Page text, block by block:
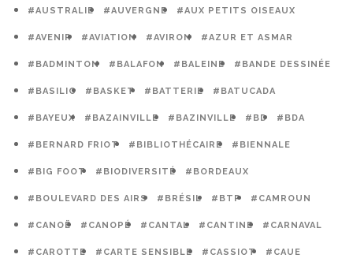
#AUSTRALIE #AUVERGNE #AUX PETITS OISEAUX
#AVENIR #AVIATION #AVIRON #AZUR ET ASMAR
#BADMINTON #BALAFON #BALEINE #BANDE DESSINÉE
#BASILIC #BASKET #BATTERIE #BATUCADA
#BAYEUX #BAZAINVILLE #BAZINVILLE #BD #BDA
#BERNARD FRIOT #BIBLIOTHÉCAIRE #BIENNALE
#BIG FOOT #BIODIVERSITÉ #BORDEAUX
#BOULEVARD DES AIRS #BRÉSIL #BTP #CAMROUN
#CANOË #CANOPÉ #CANTAL #CANTINE #CARNAVAL
#CAROTTE #CARTE SENSIBLE #CASSIOT #CAUE